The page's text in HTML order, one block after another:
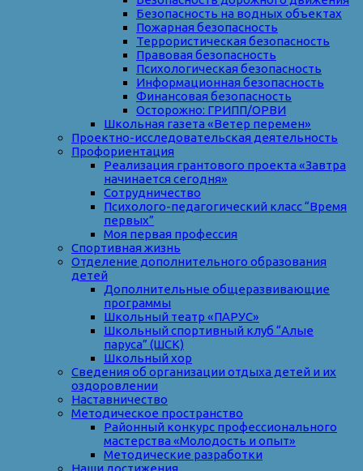
Безопасность на водных объектах
Пожарная безопасность
Террористическая безопасность
Правовая безопасность
Психологическая безопасность
Информационная безопасность
Финансовая безопасность
Осторожно: ГРИПП/ОРВИ
Школьная газета «Ветер перемен»
Проектно-исследовательская деятельность
Профориентация
Реализация грантового проекта «Завтра
начинается сегодня»
Сотрудничество
Психолого-педагогический класс “Время
первых”
Моя первая профессия
Спортивная жизнь
Отделение дополнительного образования
детей
Дополнительные общеразвивающие
программы
Школьный театр «ПАРУС»
Школьный спортивный клуб “Алые
паруса” (ШСК)
Школьный хор
Сведения об организации отдыха детей и их
оздоровлении
Наставничество
Методическое пространство
Районный конкурс профессионального
мастерства «Молодость и опыт»
Методические разработки